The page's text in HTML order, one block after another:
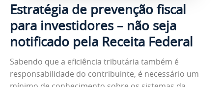
Estratégia de prevenção fiscal
para investidores – não seja
notificado pela Receita Federal
Sabendo que a eficiência tributária também é
responsabilidade do contribuinte, é necessário um